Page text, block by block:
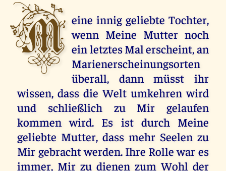
M eine innig geliebte Tochter,
wenn Meine Mutter noch
ein letztes Mal erscheint, an
Marienerscheinungsorten
überall, dann müsst ihr
wissen, dass die Welt umkehren wird
und schließlich zu Mir gelaufen
kommen wird. Es ist durch Meine
geliebte Mutter, dass mehr Seelen zu
Mir gebracht werden. Ihre Rolle war es
immer, Mir zu dienen zum Wohl der